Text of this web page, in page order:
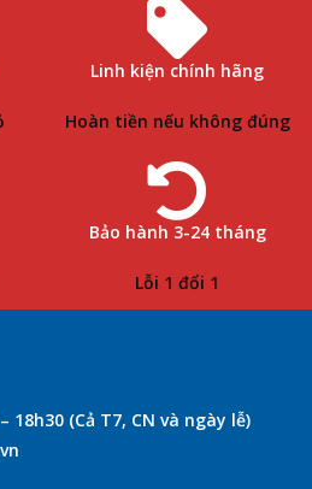
Linh kiện chính hãng
Hoàn tiền nếu không đúng
Bảo hành 3-24 tháng
Lỗi 1 đổi 1
(Cả T7, CN và ngày lễ)